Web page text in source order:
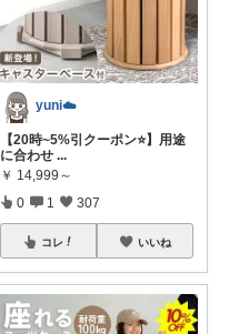
yuni☁️
【20時~5%引クーポン⭐️】用途
に合わせ ...
￥ 14,999～
0 1 307
コレ いいね